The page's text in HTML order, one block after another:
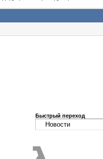
Быстрый переход